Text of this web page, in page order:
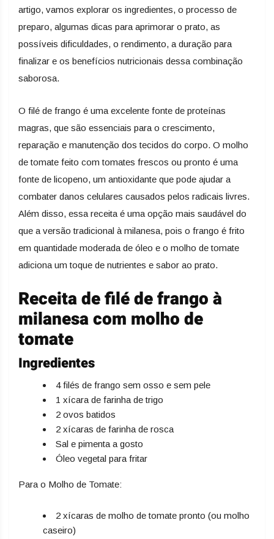
artigo, vamos explorar os ingredientes, o processo de
preparo, algumas dicas para aprimorar o prato, as
possíveis dificuldades, o rendimento, a duração para
finalizar e os benefícios nutricionais dessa combinação
saborosa.
O filé de frango é uma excelente fonte de proteínas
magras, que são essenciais para o crescimento,
reparação e manutenção dos tecidos do corpo. O molho
de tomate feito com tomates frescos ou pronto é uma
fonte de licopeno, um antioxidante que pode ajudar a
combater danos celulares causados pelos radicais livres.
Além disso, essa receita é uma opção mais saudável do
que a versão tradicional à milanesa, pois o frango é frito
em quantidade moderada de óleo e o molho de tomate
adiciona um toque de nutrientes e sabor ao prato.
Receita de filé de frango à
milanesa com molho de
tomate
Ingredientes
4 filés de frango sem osso e sem pele
1 xícara de farinha de trigo
2 ovos batidos
2 xícaras de farinha de rosca
Sal e pimenta a gosto
Óleo vegetal para fritar
Para o Molho de Tomate:
2 xícaras de molho de tomate pronto (ou molho
caseiro)